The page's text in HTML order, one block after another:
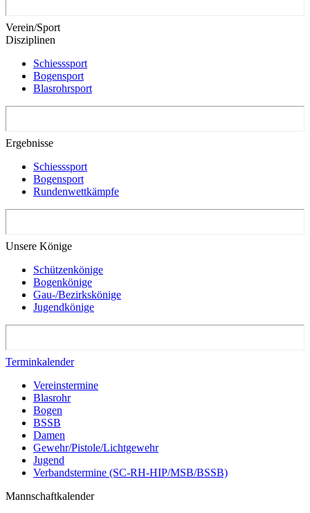
Verein/Sport
Disziplinen
Schiesssport
Bogensport
Blasrohrsport
Ergebnisse
Schiesssport
Bogensport
Rundenwettkämpfe
Unsere Könige
Schützenkönige
Bogenkönige
Gau-/Bezirkskönige
Jugendkönige
Terminkalender
Vereinstermine
Blasrohr
Bogen
BSSB
Damen
Gewehr/Pistole/Lichtgewehr
Jugend
Verbandstermine (SC-RH-HIP/MSB/BSSB)
Mannschaftkalender